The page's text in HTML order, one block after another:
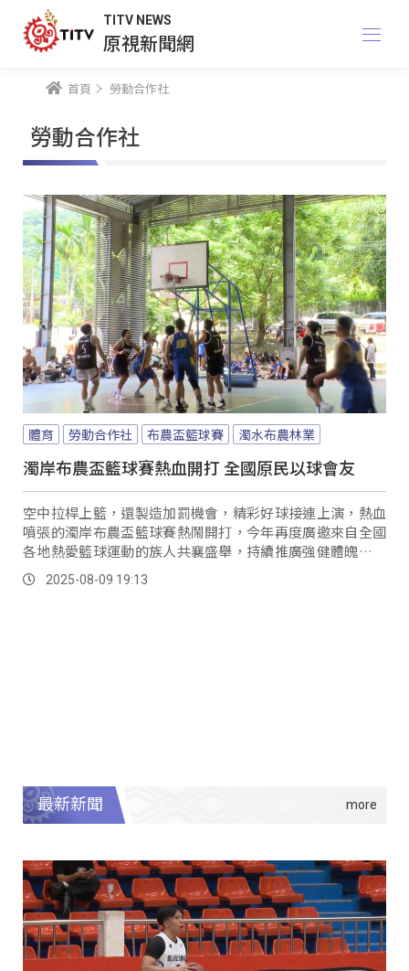
TITV NEWS
原視新聞網
首頁 勞動合作社
勞動合作社
體育 勞動合作社 布農盃籃球賽 濁水布農林業
濁岸布農盃籃球賽熱血開打 全國原民以球會友
空中拉桿上籃，還製造加罰機會，精彩好球接連上演，熱血
噴張的濁岸布農盃籃球賽熱鬧開打，今年再度廣邀來自全國
各地熱愛籃球運動的族人共襄盛舉，持續推廣強健體魄的好
習慣之外，也讓選手有舞臺發揮球技，彼此精進切磋。
2025-08-09 19:13
最新新聞